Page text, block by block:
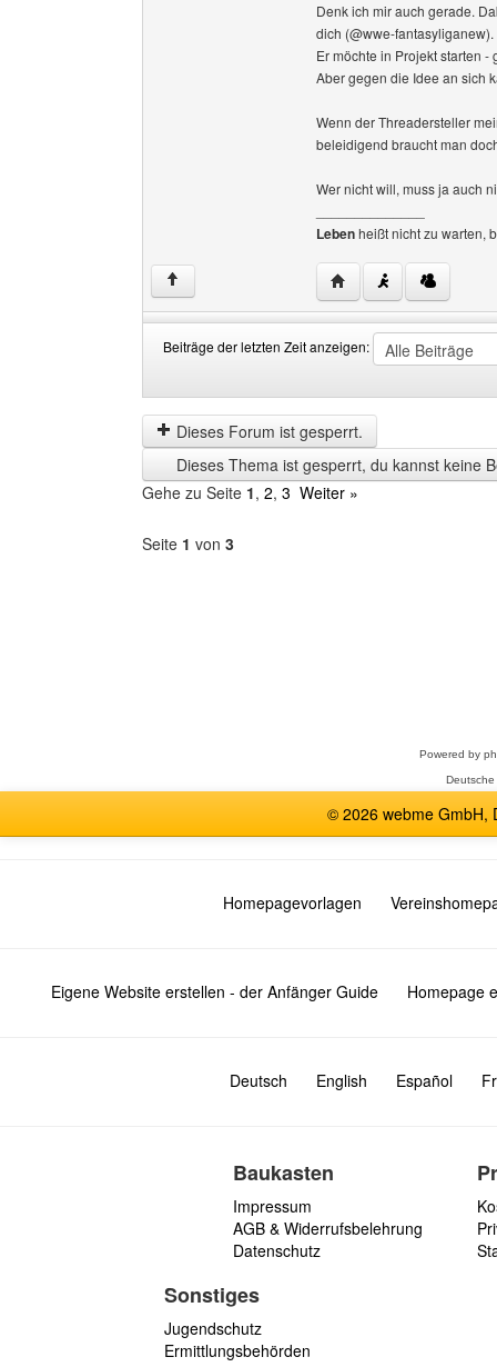
Denk ich mir auch gerade.
dich (@wwe-fantasyliganew).
Er möchte in Projekt starten
Aber gegen die Idee an sich
Wenn der Threadersteller
beleidigend braucht man
Wer nicht will, muss ja auch
Lebenheißt nicht zu warten,
↑ Website dieses
Beiträge der letzten Zeit anzeigen:
der
letzten
Zeit
anzeigen
by
Dieses Forum ist gesperrt.
Dieses Thema ist gesperrt, du kannst keine
Gehe zu Seite 1, 2, 3 Weiter »
Seite 1 von 3
Powered by
© 2026 webme GmbH,
Homepagevorlagen
Eigene Website erstellen - der Anfänger Guide Homepage
Deutsch English Español
Baukasten
Impressum
AGB & Widerrufsbelehrung
Datenschutz
Sonstiges
Jugendschutz
Ermittlungsbehörden